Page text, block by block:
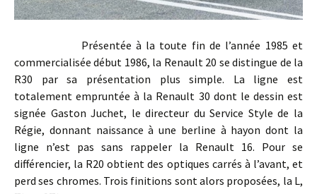
Présentée à la toute fin de l’année 1985 et
commercialisée début 1986, la Renault 20 se distingue de la
R30 par sa présentation plus simple. La ligne est
totalement empruntée à la Renault 30 dont le dessin est
signée Gaston Juchet, le directeur du Service Style de la
Régie, donnant naissance à une berline à hayon dont la
ligne n’est pas sans rappeler la Renault 16. Pour se
différencier, la R20 obtient des optiques carrés à l’avant, et
perd ses chromes. Trois finitions sont alors proposées, la L,